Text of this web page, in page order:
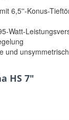
6,5''-Konus-
Watt-
und
HS 7"